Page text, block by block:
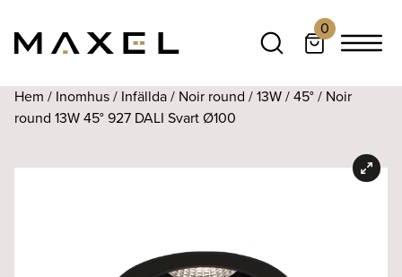
0
Hem / Inomhus/ Infällda/ Noir round /13W/45°/ Noir
round 13W 45° 927 DALI Svart Ø100